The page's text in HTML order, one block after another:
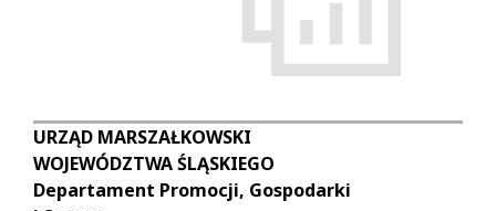
URZĄD MARSZAŁKOWSKI
WOJEWÓDZTWA ŚLĄSKIEGO
Departament Promocji, Gospodarki